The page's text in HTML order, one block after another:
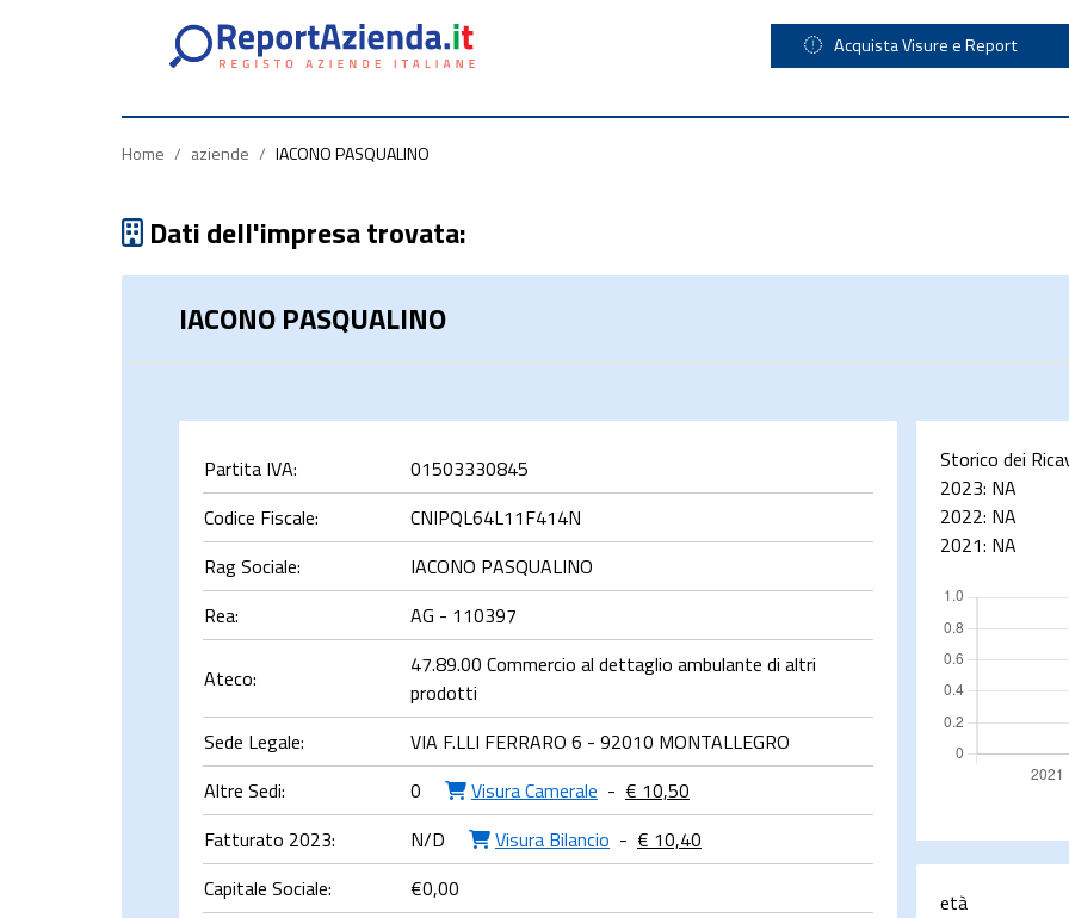
Acquista Visure e Report
Home / aziende / IACONO PASQUALINO
Dati dell'impresa trovata:
IACONO PASQUALINO
Partita IVA:
01503330845
Codice Fiscale:
CNIPQL64L11F414N
Rag Sociale:
IACONO PASQUALINO
Rea:
AG - 110397
Ateco:
47.89.00 Commercio al dettaglio ambulante di altri
prodotti
Sede Legale:
VIA F.LLI FERRARO 6 - 92010 MONTALLEGRO
Altre Sedi:
0 Visura Camerale - € 10,50
Fatturato 2023:
N/D Visura Bilancio - € 10,40
Capitale Sociale:
€0,00
Storico dei
2023: NA
2022: NA
2021: NA
età